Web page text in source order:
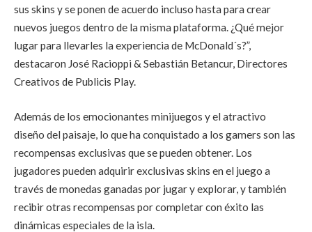
sus skins y se ponen de acuerdo incluso hasta para crear
nuevos juegos dentro de la misma plataforma. ¿Qué mejor
lugar para llevarles la experiencia de McDonald´s?”,
destacaron José Racioppi & Sebastián Betancur, Directores
Creativos de Publicis Play.
Además de los emocionantes minijuegos y el atractivo
diseño del paisaje, lo que ha conquistado a los gamers son las
recompensas exclusivas que se pueden obtener. Los
jugadores pueden adquirir exclusivas skins en el juego a
través de monedas ganadas por jugar y explorar, y también
recibir otras recompensas por completar con éxito las
dinámicas especiales de la isla.